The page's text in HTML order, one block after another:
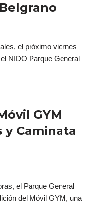
el próximo viernes
NIDO Parque General
GYM
y Caminata
el Parque General
del Móvil GYM, una